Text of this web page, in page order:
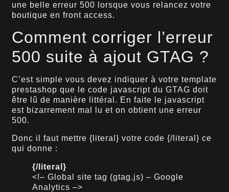
une belle erreur 500 lorsque vous relancez votre
boutique en front access.
Comment corriger l’erreur
500 suite à ajout GTAG ?
C’est simple vous devez indiquer à votre template
prestashop que le code javascript du GTAG doit
être lû de manière littéral. En faite le javascript
est bizarrement mal lu et on obtient une erreur
500.
Donc il faut mettre {literal} votre code {/literal} ce
qui donne :
{/literal}
<!– Global site tag (gtag.js) – Google
Analytics –>